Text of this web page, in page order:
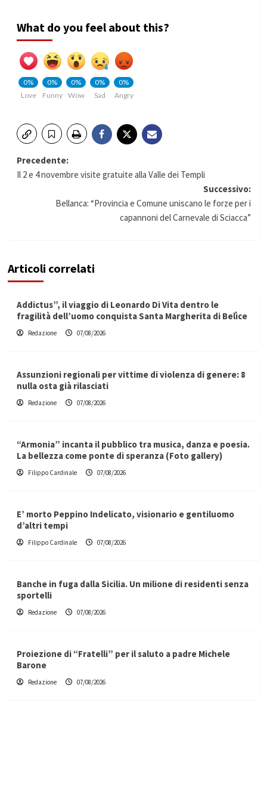
What do you feel about this?
0%
Love
0%
Funny
0%
Wow
0%
Sad
0%
Angry
Navigazione
Precedente:
Il 2 e 4 novembre visite gratuite alla Valle dei Templi
Successivo:
Bellanca: “Provincia e Comune uniscano le forze per i
capannoni del Carnevale di Sciacca”
Articoli correlati
Addictus”, il viaggio di Leonardo Di Vita dentro le
fragilità dell’uomo conquista Santa Margherita di Belìce
Redazione 07/08/2026
Assunzioni regionali per vittime di violenza di genere: 8
nulla osta già rilasciati
Redazione 07/08/2026
“Armonia” incanta il pubblico tra musica, danza e poesia.
La bellezza come ponte di speranza (Foto gallery)
Filippo Cardinale 07/08/2026
E’ morto Peppino Indelicato, visionario e gentiluomo
d’altri tempi
Filippo Cardinale 07/08/2026
Banche in fuga dalla Sicilia. Un milione di residenti senza
sportelli
Redazione 07/08/2026
Proiezione di “Fratelli” per il saluto a padre Michele
Barone
Redazione 07/08/2026